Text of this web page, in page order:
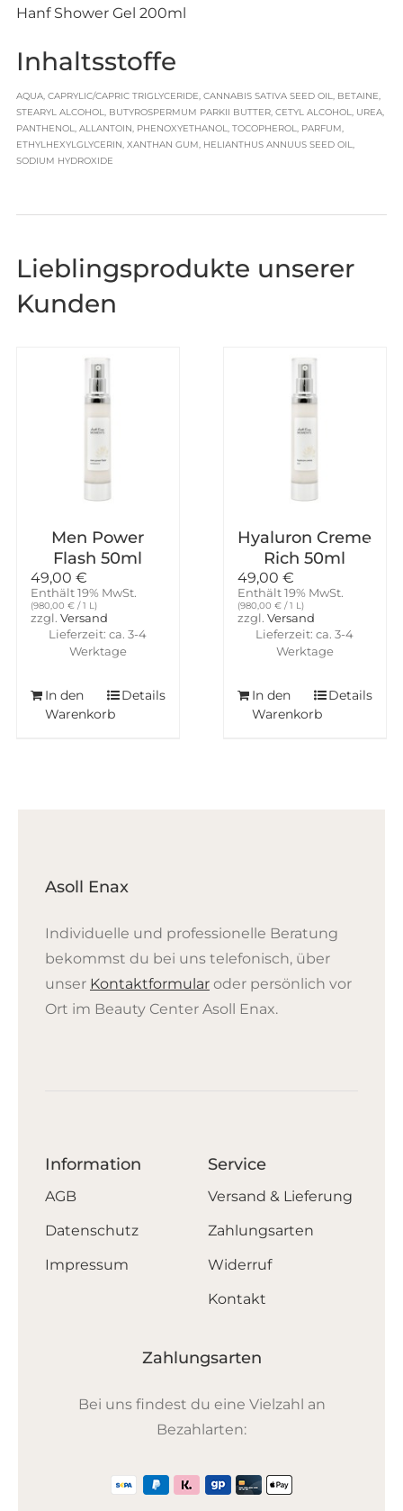
Hanf Shower Gel 200ml
Inhaltsstoffe
AQUA, CAPRYLIC/CAPRIC TRIGLYCERIDE, CANNABIS SATIVA SEED OIL, BETAINE,
STEARYL ALCOHOL, BUTYROSPERMUM PARKII BUTTER, CETYL ALCOHOL, UREA,
PANTHENOL, ALLANTOIN, PHENOXYETHANOL, TOCOPHEROL, PARFUM,
ETHYLHEXYLGLYCERIN, XANTHAN GUM, HELIANTHUS ANNUUS SEED OIL,
SODIUM HYDROXIDE
Lieblingsprodukte unserer
Kunden
Men Power
Flash 50ml
49,00 €
Enthält 19% MwSt.
(980,00 € / 1 L)
zzgl. Versand
Lieferzeit: ca. 3-4
Werktage
In den
Warenkorb
Details
Hyaluron Creme
Rich 50ml
49,00 €
Enthält 19% MwSt.
(980,00 € / 1 L)
zzgl. Versand
Lieferzeit: ca. 3-4
Werktage
In den
Warenkorb
Details
Asoll Enax
Individuelle und professionelle Beratung
bekommst du bei uns telefonisch, über
unser Kontaktformularoder persönlich vor
Ort im Beauty Center Asoll Enax.
Information
AGB
Datenschutz
Impressum
Service
Versand & Lieferung
Zahlungsarten
Widerruf
Kontakt
Zahlungsarten
Bei uns findest du eine Vielzahl an
Bezahlarten: